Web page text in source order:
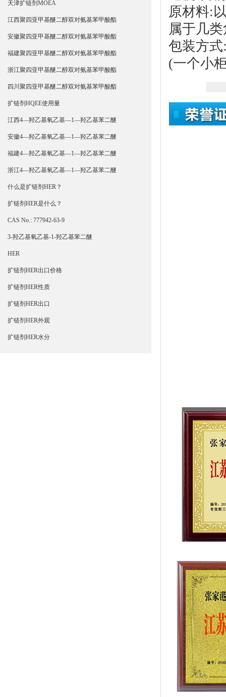
天津扩链剂MOEA
江西聚四亚甲基醚二醇双对氨基苯甲酸酯
安徽聚四亚甲基醚二醇双对氨基苯甲酸酯
福建聚四亚甲基醚二醇双对氨基苯甲酸酯
浙江聚四亚甲基醚二醇双对氨基苯甲酸酯
四川聚四亚甲基醚二醇双对氨基苯甲酸酯
扩链剂HQEE使用量
江西4—羟乙基氧乙基—1—羟乙基苯二醚
安徽4—羟乙基氧乙基—1—羟乙基苯二醚
福建4—羟乙基氧乙基—1—羟乙基苯二醚
浙江4—羟乙基氧乙基—1—羟乙基苯二醚
什么是扩链剂HER？
扩链剂HER是什么？
CAS No.: 777942-63-9
3-羟乙基氧乙基-1-羟乙基苯二醚
HER
扩链剂HER出口价格
扩链剂HER性质
扩链剂HER出口
扩链剂HER外观
扩链剂HER水分
原材料:
属于几
包装方
(一个小